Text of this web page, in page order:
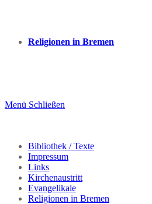
Religionen in Bremen
Menü Schließen
Bibliothek / Texte
Impressum
Links
Kirchenaustritt
Evangelikale
Religionen in Bremen